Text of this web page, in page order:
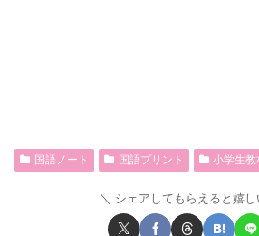
国語ノート 国語プリント 小学生教
シェアしてもらえると嬉し